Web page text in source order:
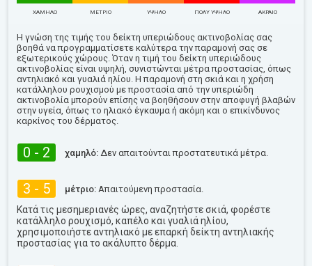
ΧΑΜΗΛΌ ΜΈΤΡΙΟ ΥΨΗΛΌ ΠΟΛΎ ΥΨΗΛΌ ΑΚΡΑΊΟ
Η γνώση της τιμής του δείκτη υπεριώδους ακτινοβολίας σας
βοηθά να προγραμματίσετε καλύτερα την παραμονή σας σε
εξωτερικούς χώρους. Όταν η τιμή του δείκτη υπεριώδους
ακτινοβολίας είναι υψηλή, συνιστώνται μέτρα προστασίας, όπως
αντηλιακό και γυαλιά ηλίου. Η παραμονή στη σκιά και η χρήση
κατάλληλου ρουχισμού με προστασία από την υπεριώδη
ακτινοβολία μπορούν επίσης να βοηθήσουν στην αποφυγή βλαβών
στην υγεία, όπως το ηλιακό έγκαυμα ή ακόμη και ο επικίνδυνος
καρκίνος του δέρματος.
0 - 2 χαμηλό: Δεν απαιτούνται προστατευτικά μέτρα.
3 - 5 μέτριο: Απαιτούμενη προστασία.
Κατά τις μεσημεριανές ώρες, αναζητήστε σκιά, φορέστε
κατάλληλο ρουχισμό, καπέλο και γυαλιά ηλίου,
χρησιμοποιήστε αντηλιακό με επαρκή δείκτη αντηλιακής
προστασίας για το ακάλυπτο δέρμα.